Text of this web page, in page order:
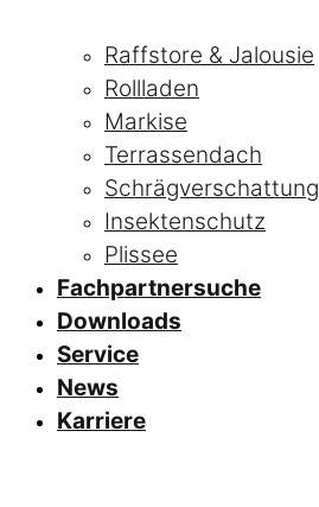
Raffstore & Jalousie
Rollladen
Markise
Terrassendach
Schrägverschattung
Insektenschutz
Plissee
Fachpartnersuche
Downloads
Service
News
Karriere